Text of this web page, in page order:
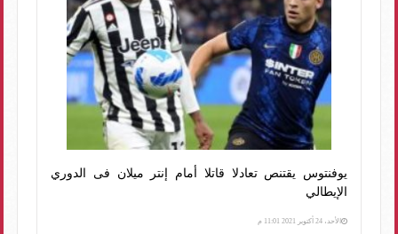
يوفنتوس يقتنص تعادلا قاتلا أمام إنتر ميلان فى الدوري
الإيطالي
الأحد، 24 أكتوبر 2021 11:01 م